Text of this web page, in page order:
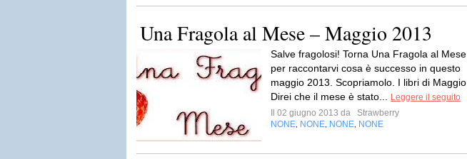
Una Fragola al Mese – Maggio 2013
Salve fragolosi! Torna Una Fragola al Mese
per raccontarvi cosa è successo in questo
maggio 2013. Scopriamolo. I libri di Maggio
Direi che il mese è stato...
Leggere il seguito
Il 02 giugno 2013 da
Strawberry
NONE NONE NONE NONE